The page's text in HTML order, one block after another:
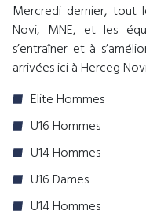
Mercredi dernier, tout
Novi, MNE, et les
s’entraîner et à
arrivées ici à Herceg
Elite Hommes
U16 Hommes
U14 Hommes
U16 Dames
U14 Hommes